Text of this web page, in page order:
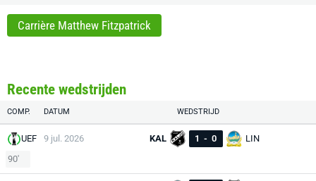
Carrière Matthew Fitzpatrick
Recente wedstrijden
COMP. DATUM WEDSTRIJD
UEF 9 jul. 2026 KAL 1 - 0
LIN
90'